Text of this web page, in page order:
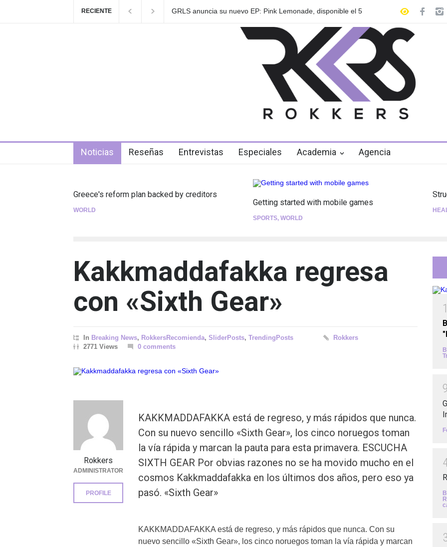
RECIENTE
GRLS anuncia su nuevo EP: Pink Lemonade, disponible el 5
Las Fokin Biches
Noticias Reseñas Entrevistas Especiales Academia Agencia
Greece's reform plan backed by creditors
WORLD
Getting started with mobile games
SPORTS, WORLD
Kakkmaddafakka regresa
con «Sixth Gear»
In Breaking News, RokkersRecomienda, SliderPosts, TrendingPosts
Rokkers
2771 Views
0 comments
KAKKMADDAFAKKA está de regreso, y más rápidos que nunca.
Con su nuevo sencillo «Sixth Gear», los cinco noruegos toman
la vía rápida y marcan la pauta para esta primavera. ESCUCHA
SIXTH GEAR Por obvias razones no se ha movido mucho en el
cosmos Kakkmaddafakka en los últimos dos años, pero eso ya
pasó. «Sixth Gear»
KAKKMADDAFAKKA está de regreso, y más rápidos que nunca. Con su
nuevo sencillo «Sixth Gear», los cinco noruegos toman la vía rápida y marcan
Rokkers
ADMINISTRATOR
PROFILE
1
9